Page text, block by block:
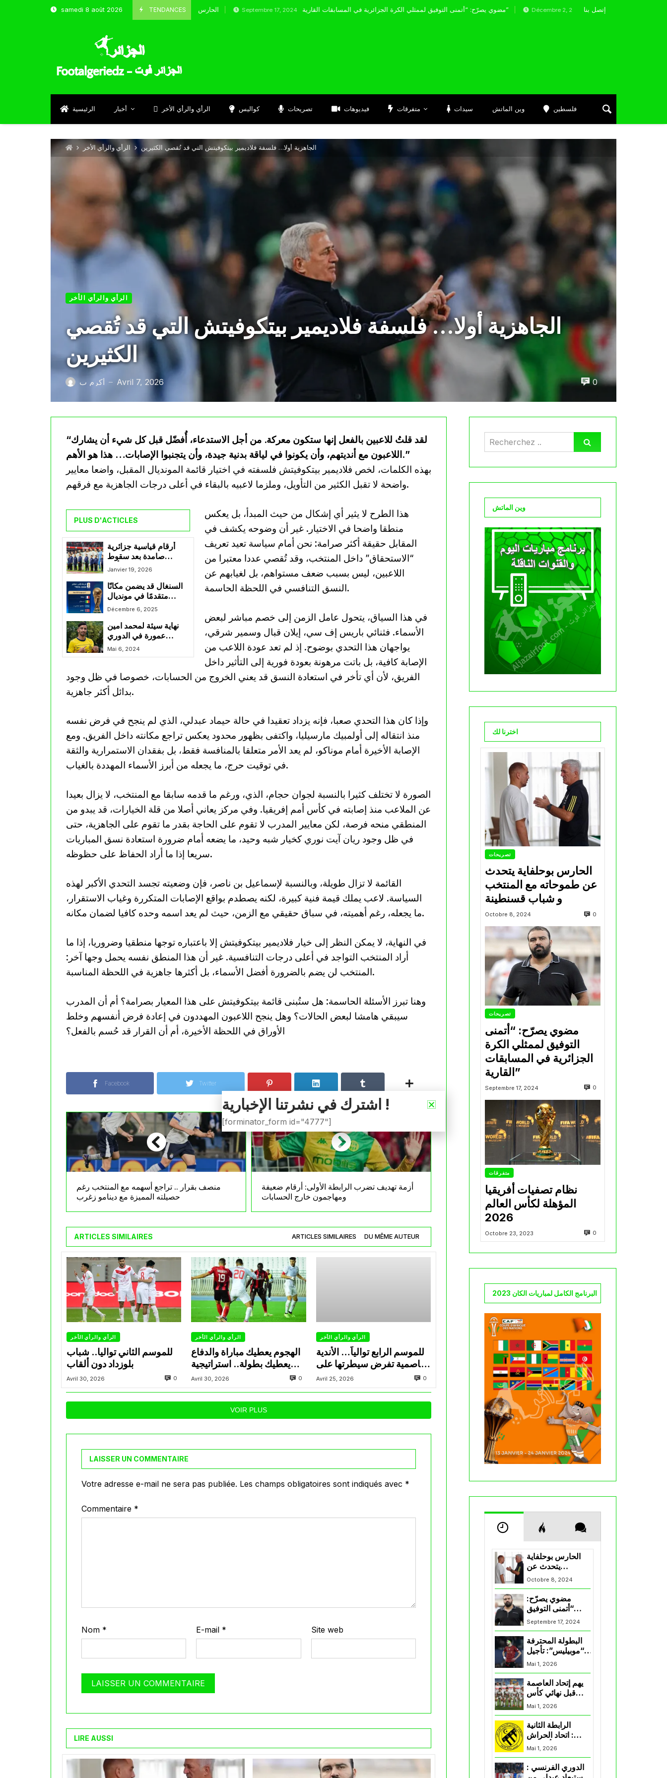
samedi 8 août 2026 TENDANCES
الحارس بوحلفاية يتحدث عن طموحاته مع المنتخب و شباب قسنطينة Septembre 17, 2024 مضوي يصرّح: “أتمنى التوفيق لممثلي الكرة الجزائرية في المسابقات القارية” Décembre 2, 2024 الدولي الجزائري أنيس حاج موسى
إتصل بنا
الرئيسية أخبار الرأي والرأي الأخر كواليس تصريحات فيديوهات متفرقات سيدات وين الماتش فلسطين
الرأي والرأي الأخر الجاهزية أولا… فلسفة فلاديمير بيتكوفيتش التي قد تُقصي الكثيرين
الرأي والرأي الأخر
الجاهزية أولا… فلسفة فلاديمير بيتكوفيتش التي قد تُقصي
الكثيرين
أكرم ب — Avril 7, 2026 0
“لقد قلتُ للاعبين بالفعل إنها ستكون معركة. من أجل الاستدعاء، أُفضّل قبل كل شيء أن يشارك
اللاعبون مع أنديتهم، وأن يكونوا في لياقة بدنية جيدة، وأن يتجنبوا الإصابات… هذا هو الأهم.”
بهذه الكلمات، لخص فلاديمير بيتكوفيتش فلسفته في اختيار قائمة المونديال المقبل، واضعا معايير
واضحة لا تقبل الكثير من التأويل، وملزما لاعبيه بالبقاء في أعلى درجات الجاهزية مع فرقهم.
PLUS D'ACTICLES
أرقام قياسية جزائرية
صامدة بعد سقوط
المغرب في نهائي كأس
Janvier 19, 2026
السنغال قد يضمن مكانًا
متقدمًا في مونديال
2026 بتواجده في
Décembre 6, 2025
نهاية سيئة لمحمد امين
عمورة في الدوري
البلجيكي
Mai 6, 2024
هذا الطرح لا يثير أي إشكال من حيث المبدأ، بل يعكس
منطقا واضحا في الاختيار. غير أن وضوحه يكشف في
المقابل حقيقة أكثر صرامة: نحن أمام سياسة تعيد تعريف
“الاستحقاق” داخل المنتخب، وقد تُقصي عددا معتبرا من
اللاعبين، ليس بسبب ضعف مستواهم، بل لغيابهم عن
النسق التنافسي في اللحظة الحاسمة.
في هذا السياق، يتحول عامل الزمن إلى خصم مباشر لبعض
الأسماء. فثنائي باريس إف سي، إيلان قبال وسمير شرقي،
يواجهان هذا التحدي بوضوح. إذ لم تعد عودة اللاعب من
الإصابة كافية، بل باتت مرهونة بعودة فورية إلى التأثير داخل
الفريق، لأن أي تأخر في استعادة النسق قد يعني الخروج من الحسابات، خصوصا في ظل وجود
بدائل أكثر جاهزية.
وإذا كان هذا التحدي صعبا، فإنه يزداد تعقيدا في حالة حيماد عبدلي، الذي لم ينجح في فرض نفسه
منذ انتقاله إلى أولمبيك مارسيليا، واكتفى بظهور محدود يعكس تراجع مكانته داخل الفريق. ومع
الإصابة الأخيرة أمام موناكو، لم يعد الأمر متعلقا بالمنافسة فقط، بل بفقدان الاستمرارية والثقة
في توقيت حرج، ما يجعله من أبرز الأسماء المهددة بالغياب.
الصورة لا تختلف كثيرا بالنسبة لجوان حجام، الذي، ورغم ما قدمه سابقا مع المنتخب، لا يزال بعيدا
عن الملاعب منذ إصابته في كأس أمم إفريقيا. وفي مركز يعاني أصلا من قلة الخيارات، قد يبدو من
المنطقي منحه فرصة، لكن معايير المدرب لا تقوم على الحاجة بقدر ما تقوم على الجاهزية، حتى
في ظل وجود ريان آيت نوري كخيار شبه وحيد، ما يضعه أمام ضرورة استعادة نسق المباريات
سريعا إذا ما أراد الحفاظ على حظوظه.
القائمة لا تزال طويلة، وبالنسبة لإسماعيل بن ناصر، فإن وضعيته تجسد التحدي الأكبر لهذه
السياسة. لاعب يملك قيمة فنية كبيرة، لكنه يصطدم بواقع الإصابات المتكررة وغياب الاستقرار،
ما يجعله، رغم أهميته، في سباق حقيقي مع الزمن، حيث لم يعد اسمه وحده كافيا لضمان مكانه.
في النهاية، لا يمكن النظر إلى خيار فلاديمير بيتكوفيتش إلا باعتباره توجها منطقيا وضروريا، إذا ما
أراد المنتخب التواجد في أعلى درجات التنافسية. غير أن هذا المنطق نفسه يحمل وجها آخر:
المنتخب لن يضم بالضرورة أفضل الأسماء، بل أكثرها جاهزية في اللحظة المناسبة.
وهنا تبرز الأسئلة الحاسمة: هل ستُبنى قائمة بيتكوفيتش على هذا المعيار بصرامة؟ أم أن المدرب
سيبقي هامشا لبعض الحالات؟ وهل ينجح اللاعبون المهددون في إعادة فرض أنفسهم وخلط
الأوراق في اللحظة الأخيرة، أم أن القرار قد حُسم بالفعل؟
Facebook Twitter
منصف بقرار .. تراجع أسهمه مع المنتخب رغم
حصيلته المميزة مع دينامو زغرب
أزمة تهديف تضرب الرابطة الأولى: أرقام ضعيفة
ومهاجمون خارج الحسابات
ARTICLES SIMILAIRES ARTICLES SIMILAIRES DU MÊME AUTEUR
الرأي والرأي الأخر
للموسم الثاني تواليا.. شباب
بلوزداد دون ألقاب
Avril 30, 2026 0
الرأي والرأي الأخر
الهجوم يعطيك مباراة والدفاع
يعطيك بطولة.. استراتيجية
ناجحة يتبعها الاتحاد العاصمي
في تتويجاته آخر السنوات
Avril 30, 2026 0
الرأي والرأي الأخر
للموسم الرابع توالياً… الأندية
العاصمية تفرض سيطرتها على
منصات التتويج المحلية
Avril 25, 2026 0
VOIR PLUS
LAISSER UN COMMENTAIRE
Votre adresse e-mail ne sera pas publiée. Les champs obligatoires sont indiqués avec *
Commentaire *
Nom * E-mail * Site web
LIRE AUSSI
وين الماتش
اخترنا لك
تصريحات
الحارس بوحلفاية يتحدث
عن طموحاته مع المنتخب
و شباب قسنطينة
Octobre 8, 2024 0
تصريحات
مضوي يصرّح: “أتمنى
التوفيق لممثلي الكرة
الجزائرية في المسابقات
القارية”
Septembre 17, 2024 0
متفرقات
نظام تصفيات أفريقيا
المؤهلة لكأس العالم
2026
Octobre 23, 2023 0
البرنامج الكامل لمباريات الكان 2023
الحارس بوحلفاية
يتحدث عن
طموحاته مع
المنتخب و شباب
قسنطينة
Octobre 8, 2024
مضوي يصرّح:
“أتمنى التوفيق
لممثلي الكرة
الجزائرية في
Septembre 17, 2024
البطولة المحترفة
“موبيليس”: تأجيل
مباراة إتحاد
العاصمة وأتلتيك
بارادو
Mai 1, 2026
يهم إتحاد العاصمة
قبل نهائي كأس
اكاف : الزمالك
يسقط بثلاثية أمام
Mai 1, 2026
الرابطة الثانية
: اتحاد الحراش
يحسم التأهل إلى
“البلاي أوف”
Mai 1, 2026
الدوري الفرنسي :
اشترك في نشرتنا الإخبارية !
[forminator_form id="4777"]